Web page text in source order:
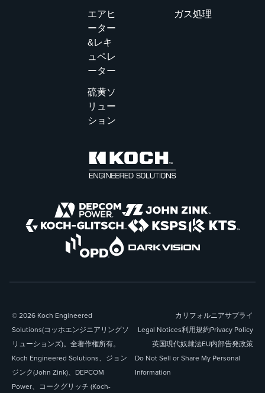
エアヒ
ーター
&レキ
ュペレ
ーター
硫黄ソ
リュー
ション
ガス処理
© 2026 Koch Engineered
Solutions(コッホエンジニアリングソ
リューションズ)。全著作権所有。
Koch Engineered Solutions、ジョン
ジンク(John Zink)、DEPCOM
Power、コークグリッチ (Koch-
カリフォルニアサプライ
Legal Notices利用規約Privacy Policy
英国現代奴隷法EU内部告発政策
Do Not Sell or Share My Personal
Information